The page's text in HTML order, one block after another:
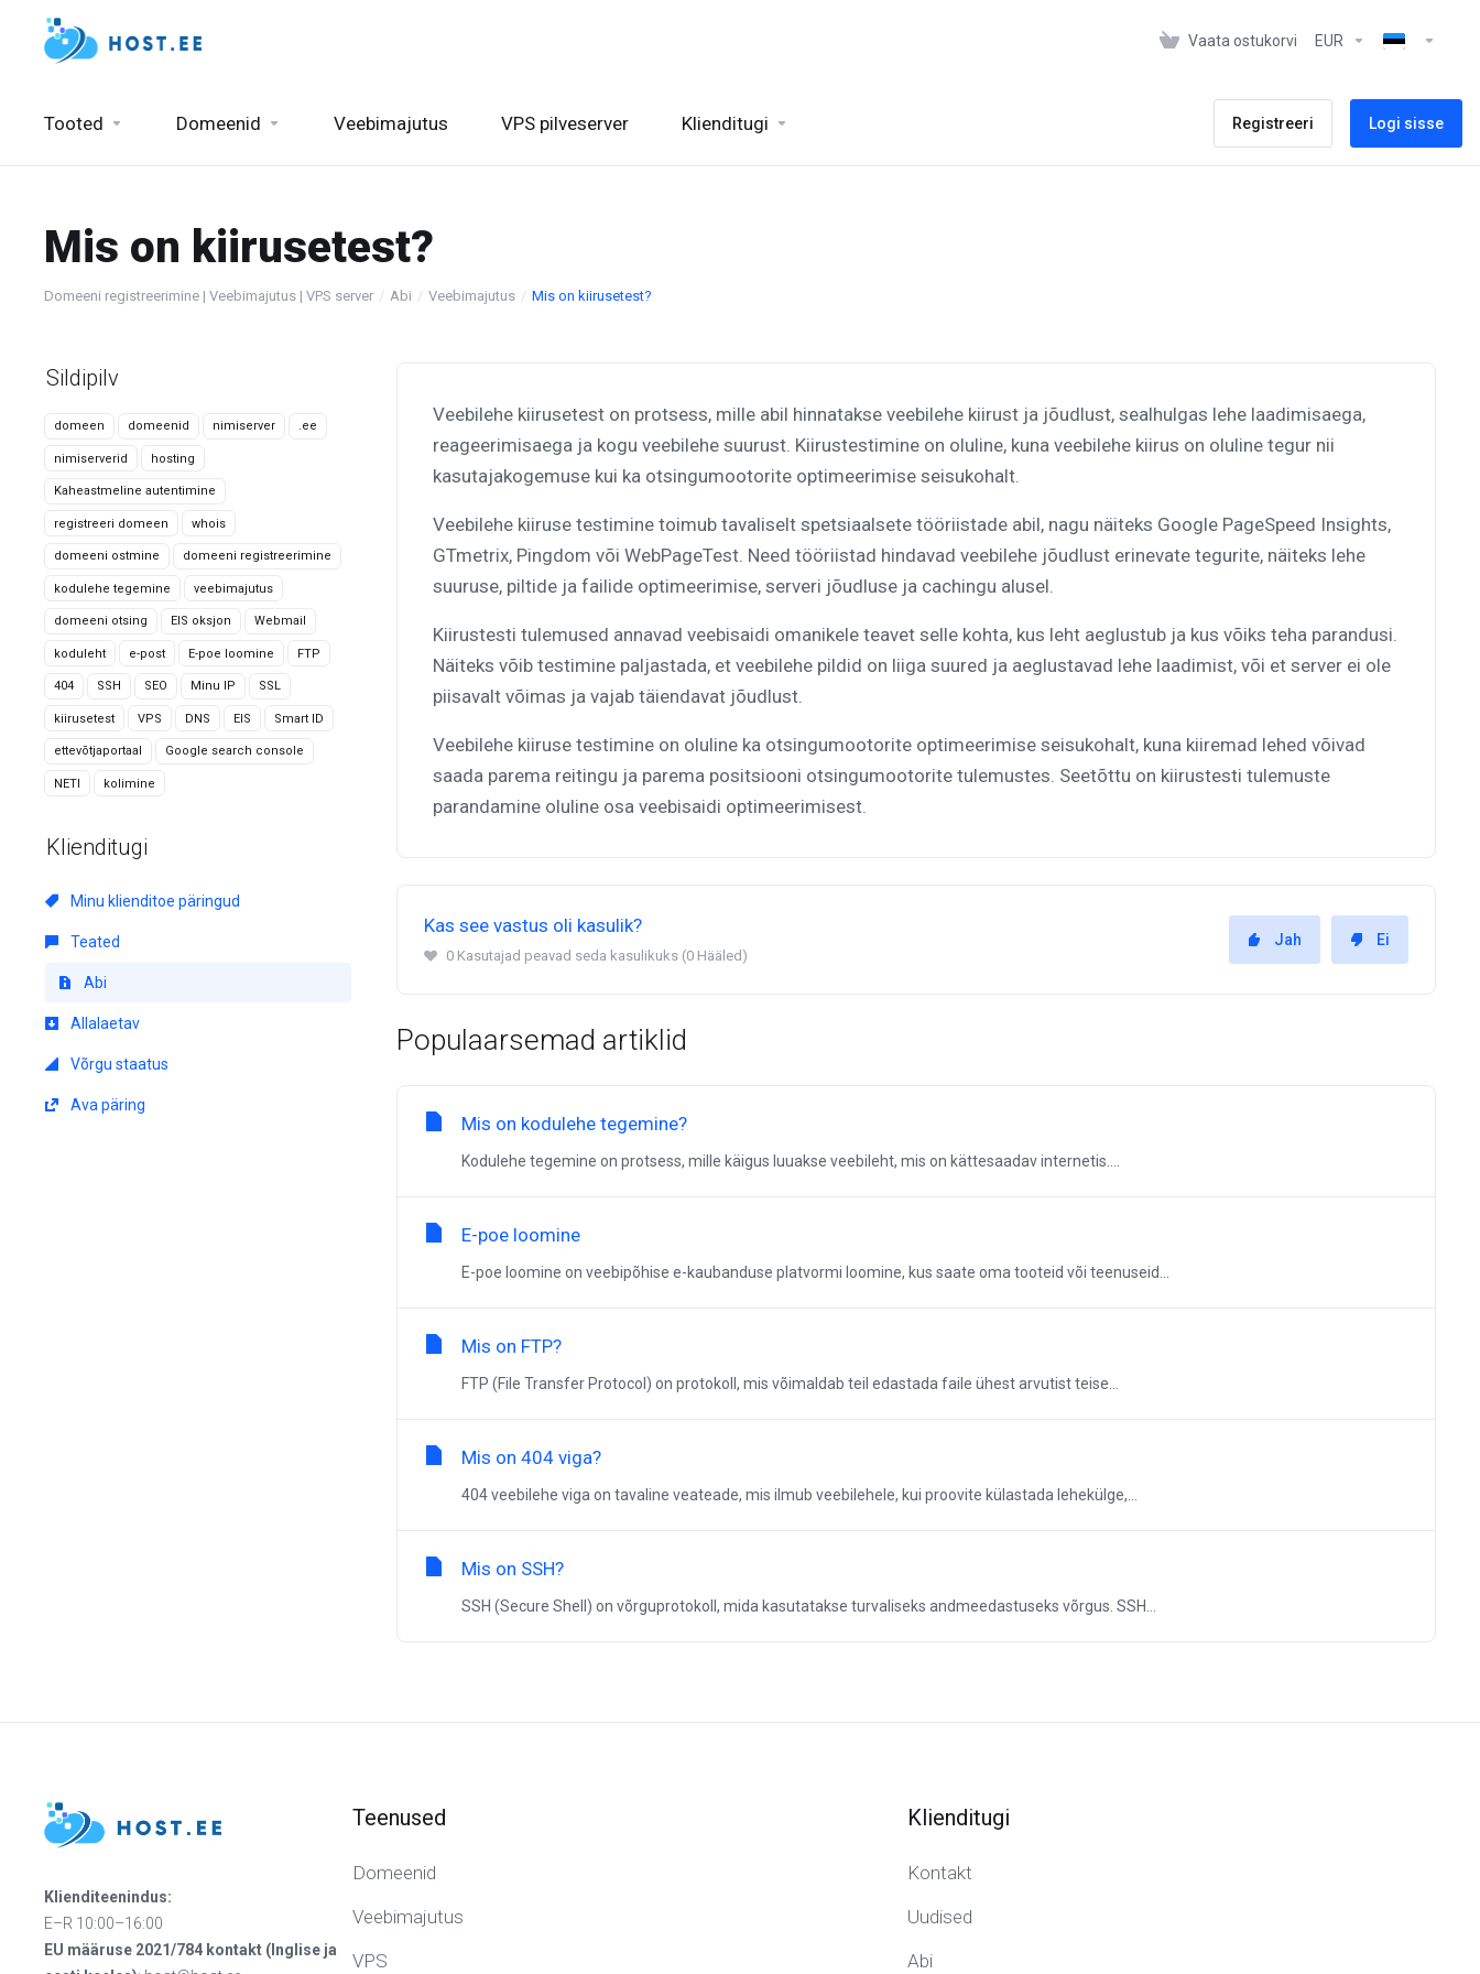
Vaata ostukorvi EUR
Tooted Domeenid Veebimajutus VPS pilveserver Klienditugi Registreeri Logi sisse
Mis on kiirusetest?
Domeeni registreerimine | Veebimajutus | VPS server Abi Veebimajutus Mis on kiirusetest?
Sildipilv
domeen domeenid nimiserver .ee
nimiserverid hosting
Kaheastmeline autentimine
registreeri domeen whois
domeeni ostmine domeeni registreerimine
kodulehe tegemine veebimajutus
domeeni otsing EIS oksjon Webmail
koduleht e-post E-poe loomine FTP
404 SSH SEO Minu IP SSL
kiirusetest VPS DNS EIS Smart ID
ettevõtjaportaal Google search console
NETI kolimine
Klienditugi
Minu klienditoe päringud
Teated
Abi
Allalaetav
Võrgu staatus
Ava päring
Veebilehe kiirusetest on protsess, mille abil hinnatakse veebilehe kiirust ja jõudlust, sealhulgas lehe laadimisaega,
reageerimisaega ja kogu veebilehe suurust. Kiirustestimine on oluline, kuna veebilehe kiirus on oluline tegur nii
kasutajakogemuse kui ka otsingumootorite optimeerimise seisukohalt.
Veebilehe kiiruse testimine toimub tavaliselt spetsiaalsete tööriistade abil, nagu näiteks Google PageSpeed Insights,
GTmetrix, Pingdom või WebPageTest. Need tööriistad hindavad veebilehe jõudlust erinevate tegurite, näiteks lehe
suuruse, piltide ja failide optimeerimise, serveri jõudluse ja cachingu alusel.
Kiirustesti tulemused annavad veebisaidi omanikele teavet selle kohta, kus leht aeglustub ja kus võiks teha parandusi.
Näiteks võib testimine paljastada, et veebilehe pildid on liiga suured ja aeglustavad lehe laadimist, või et server ei ole
piisavalt võimas ja vajab täiendavat jõudlust.
Veebilehe kiiruse testimine on oluline ka otsingumootorite optimeerimise seisukohalt, kuna kiiremad lehed võivad
saada parema reitingu ja parema positsiooni otsingumootorite tulemustes. Seetõttu on kiirustesti tulemuste
parandamine oluline osa veebisaidi optimeerimisest.
Kas see vastus oli kasulik?
0 Kasutajad peavad seda kasulikuks (0 Hääled)
Jah Ei
Populaarsemad artiklid
Mis on kodulehe tegemine?
Kodulehe tegemine on protsess, mille käigus luuakse veebileht, mis on kättesaadav internetis....
E-poe loomine
E-poe loomine on veebipõhise e-kaubanduse platvormi loomine, kus saate oma tooteid või teenuseid...
Mis on FTP?
FTP (File Transfer Protocol) on protokoll, mis võimaldab teil edastada faile ühest arvutist teise...
Mis on 404 viga?
404 veebilehe viga on tavaline veateade, mis ilmub veebilehele, kui proovite külastada lehekülge,...
Mis on SSH?
SSH (Secure Shell) on võrguprotokoll, mida kasutatakse turvaliseks andmeedastuseks võrgus. SSH...
Klienditeenindus:
E–R 10:00–16:00
EU määruse 2021/784 kontakt (Inglise ja
Teenused
Domeenid
Veebimajutus
VPS
Klienditugi
Kontakt
Uudised
Abi